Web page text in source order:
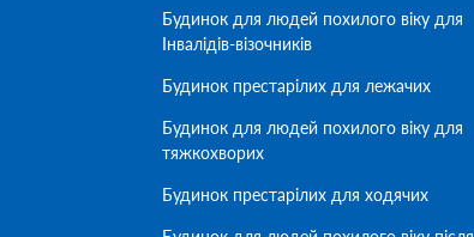
Будинок для людей похилого віку для
Інвалідів-візочників
Будинок престарілих для лежачих
Будинок для людей похилого віку для
тяжкохворих
Будинок престарілих для ходячих